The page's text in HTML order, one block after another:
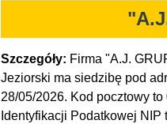
Szczegóły: Firma "A.J.
Jeziorski ma siedzibę pod
28/05/2026. Kod pocztowy
Identyfikacji Podatkowej